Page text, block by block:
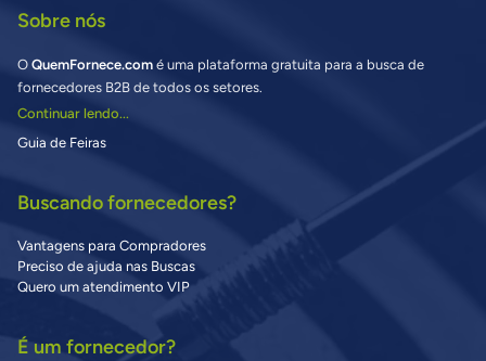
Sobre nós
O QuemFornece.com é uma plataforma gratuita para a busca de
fornecedores B2B de todos os setores.
Continuar lendo...
Guia de Feiras
Buscando fornecedores?
Vantagens para Compradores
Preciso de ajuda nas Buscas
Quero um atendimento VIP
É um fornecedor?